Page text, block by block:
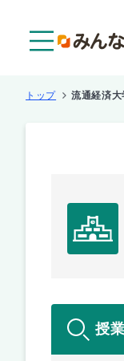
トップ 流通経済大
授